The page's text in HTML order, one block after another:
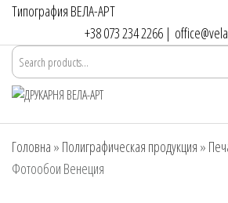
Перейти
контенту
Типография ВЕЛА-АРТ
+38 073 234 2266 |
ВЕЛА-АРТ
широкоформатний
друк. Замовлення
Головна » Полиграфическая продукция »
Фотообои Венеция